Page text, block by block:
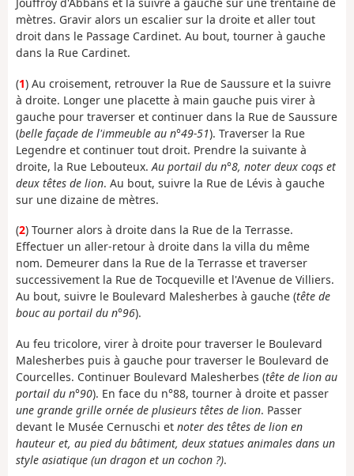
Jouffroy d'Abbans et la suivre à gauche sur une trentaine de
mètres. Gravir alors un escalier sur la droite et aller tout
droit dans le Passage Cardinet. Au bout, tourner à gauche
dans la Rue Cardinet.
(1) Au croisement, retrouver la Rue de Saussure et la suivre
à droite. Longer une placette à main gauche puis virer à
gauche pour traverser et continuer dans la Rue de Saussure
(belle façade de l'immeuble au n°49-51). Traverser la Rue
Legendre et continuer tout droit. Prendre la suivante à
droite, la Rue Lebouteux.Au portail du n°8, noter deux coqs et
deux têtes de lion. Au bout, suivre la Rue de Lévis à gauche
sur une dizaine de mètres.
(2) Tourner alors à droite dans la Rue de la Terrasse.
Effectuer un aller-retour à droite dans la villa du même
nom. Demeurer dans la Rue de la Terrasse et traverser
successivement la Rue de Tocqueville et l'Avenue de Villiers.
Au bout, suivre le Boulevard Malesherbes à gauche (tête de
bouc au portail du n°96).
Au feu tricolore, virer à droite pour traverser le Boulevard
Malesherbes puis à gauche pour traverser le Boulevard de
Courcelles. Continuer Boulevard Malesherbes (tête de lion au
portail du n°90). En face du n°88, tourner à droite et passer
une grande grille ornée de plusieurs têtes de lion. Passer
devant le Musée Cernuschi et noter des têtes de lion en
hauteur et, au pied du bâtiment, deux statues animales dans un
style asiatique (un dragon et un cochon ?).